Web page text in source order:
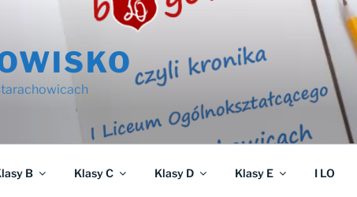
B Klasy C Klasy D Klasy E I LO